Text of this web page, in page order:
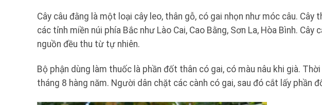
Cây câu đằng là một loại cây leo, thân gỗ, có gai nhọn như móc câu.
các tỉnh miền núi phía Bắc như Lào Cai, Cao Bằng, Sơn La, Hòa Bình.
nguồn đều thu từ tự nhiên.
Bộ phận dùng làm thuốc là phần đốt thân có gai, có màu nâu khi già.
tháng 8 hàng năm. Người dân chặt các cành có gai, sau đó cắt lấy phần